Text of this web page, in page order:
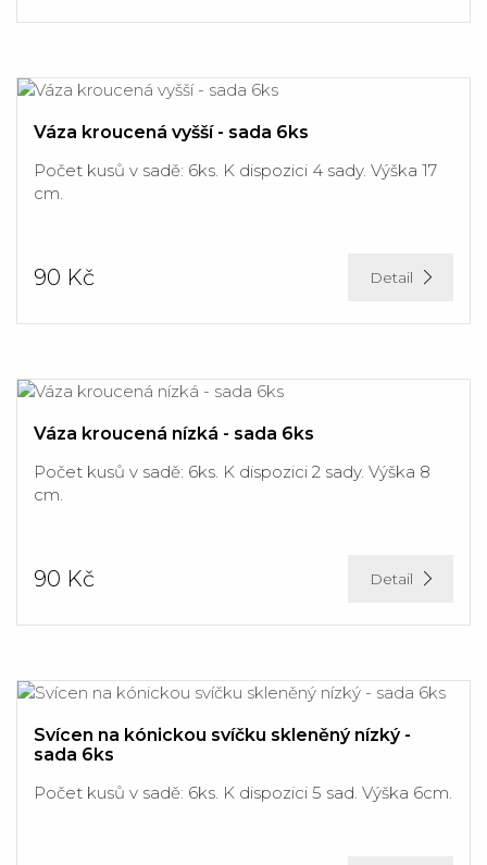
Váza kroucená vyšší - sada 6ks
Počet kusů v sadě: 6ks. K dispozici 4 sady. Výška 17
cm.
90 Kč Detail
Váza kroucená nízká - sada 6ks
Počet kusů v sadě: 6ks. K dispozici 2 sady. Výška 8
cm.
90 Kč Detail
Svícen na kónickou svíčku skleněný nízký -
sada 6ks
Počet kusů v sadě: 6ks. K dispozici 5 sad. Výška 6cm.